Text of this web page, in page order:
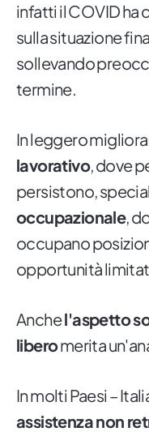
infatti il COVID
sulla situazione
sollevando
termine.
In leggero
lavorativo, dove
persistono,
occupazionale,
occupano
opportunità
Anchel'aspetto
liberomerita
In molti Paesi –
assistenza non